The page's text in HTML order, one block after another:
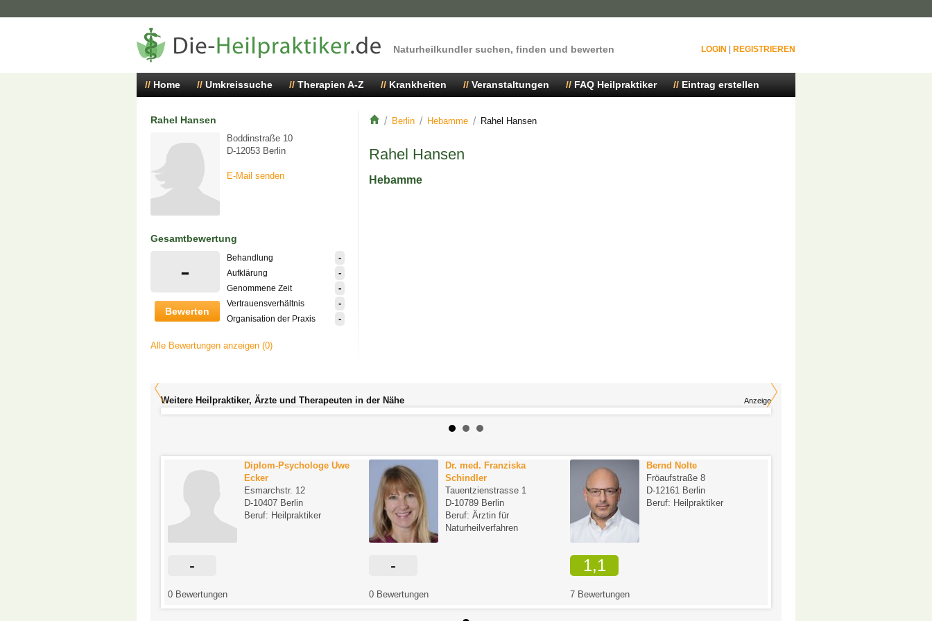
Naturheilkundler suchen, finden und bewerten LOGIN REGISTRIEREN
Home Umkreissuche Therapien A-Z Krankheiten Veranstaltungen FAQ Heilpraktiker Eintrag erstellen
Rahel Hansen
Boddinstraße 10
D-12053 Berlin
E-Mail senden
Gesamtbewertung
-
Bewerten
Behandlung -
Aufklärung -
Genommene Zeit -
Vertrauensverhältnis -
Organisation der Praxis -
Alle Bewertungen anzeigen (0)
Berlin Hebamme Rahel Hansen
Rahel Hansen
Hebamme
Weitere Heilpraktiker, Ärzte und Therapeuten in der Nähe Anzeige
-
0 Bewertungen
Diplom-Psychologe Uwe
Ecker
Esmarchstr. 12
D-10407 Berlin
Beruf: Heilpraktiker
-
0 Bewertungen
Dr. med. Franziska
Schindler
Tauentzienstrasse 1
D-10789 Berlin
Beruf: Ärztin für
Naturheilverfahren
1,1
7 Bewertungen
Bernd Nolte
Fröaufstraße 8
D-12161 Berlin
Beruf: Heilpraktiker